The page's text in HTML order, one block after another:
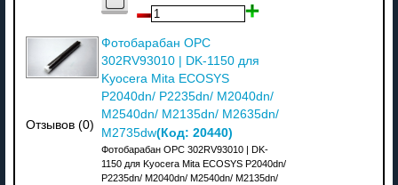
Отзывов (0)
Фотобарабан OPC
302RV93010 | DK-1150 для
Kyocera Mita ECOSYS
P2040dn/ P2235dn/ M2040dn/
M2540dn/ M2135dn/ M2635dn/
M2735dw(Код: 20440)
Фотобарабан OPC 302RV93010 | DK-
1150 для Kyocera Mita ECOSYS P2040dn/
P2235dn/ M2040dn/ M2540dn/ M2135dn/